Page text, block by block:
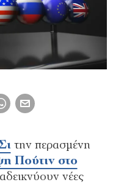
την περασµένη
Πούτιν στο
νέες